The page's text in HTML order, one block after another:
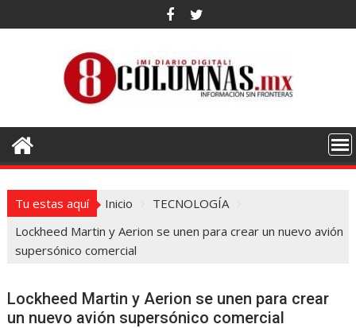
al
Tu estas aquí Inicio
TECNOLOGÍA
Lockheed Martin y Aerion se unen para crear un nuevo avión
supersónico comercial
Lockheed Martin y Aerion se unen para crear
un nuevo avión supersónico comercial